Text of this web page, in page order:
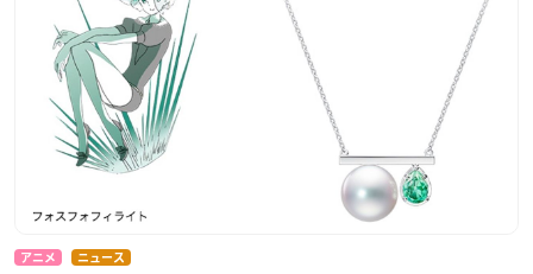
アニメ ニュース